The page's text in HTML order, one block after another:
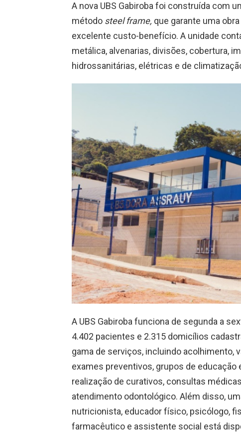
A nova UBS Gabiroba foi construída com
método steel frame, que garante uma
excelente custo-benefício. A unidade
metálica, alvenarias, divisões, cobertura,
hidrossanitárias, elétricas e de
A UBS Gabiroba funciona de segunda a
4.402 pacientes e 2.315 domicílios
gama de serviços, incluindo acolhimento,
exames preventivos, grupos de educação
realização de curativos, consultas
atendimento odontológico. Além disso,
nutricionista, educador físico, psicólogo,
farmacêutico e assistente social está